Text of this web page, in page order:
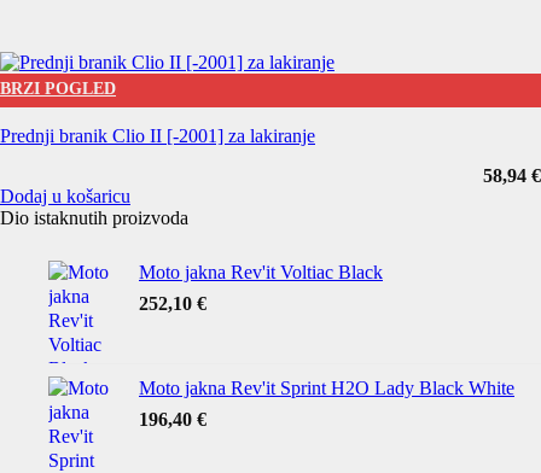
BRZI POGLED
Prednji branik Clio II [-2001] za lakiranje
58,94 €
Dodaj u košaricu
Dio istaknutih proizvoda
Moto jakna Rev'it Voltiac Black
252,10 €
Moto jakna Rev'it Sprint H2O Lady Black White
196,40 €